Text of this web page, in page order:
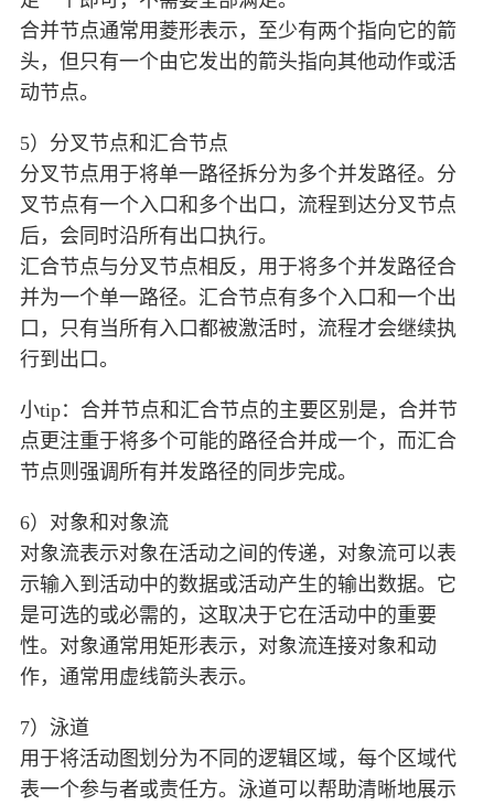
合并节点通常用菱形表示，至少有两个指向它的箭
头，但只有一个由它发出的箭头指向其他动作或活
动节点。
5）分叉节点和汇合节点
分叉节点用于将单一路径拆分为多个并发路径。分
叉节点有一个入口和多个出口，流程到达分叉节点
后，会同时沿所有出口执行。
汇合节点与分叉节点相反，用于将多个并发路径合
并为一个单一路径。汇合节点有多个入口和一个出
口，只有当所有入口都被激活时，流程才会继续执
行到出口。
小tip：合并节点和汇合节点的主要区别是，合并节
点更注重于将多个可能的路径合并成一个，而汇合
节点则强调所有并发路径的同步完成。
6）对象和对象流
对象流表示对象在活动之间的传递，对象流可以表
示输入到活动中的数据或活动产生的输出数据。它
是可选的或必需的，这取决于它在活动中的重要
性。对象通常用矩形表示，对象流连接对象和动
作，通常用虚线箭头表示。
7）泳道
用于将活动图划分为不同的逻辑区域，每个区域代
表一个参与者或责任方。泳道可以帮助清晰地展示